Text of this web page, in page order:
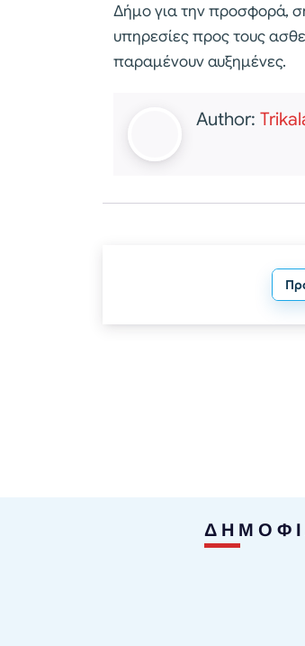
Δήμο για την προσφορά,
υπηρεσίες προς τους
παραμένουν αυξημένες.
Author: